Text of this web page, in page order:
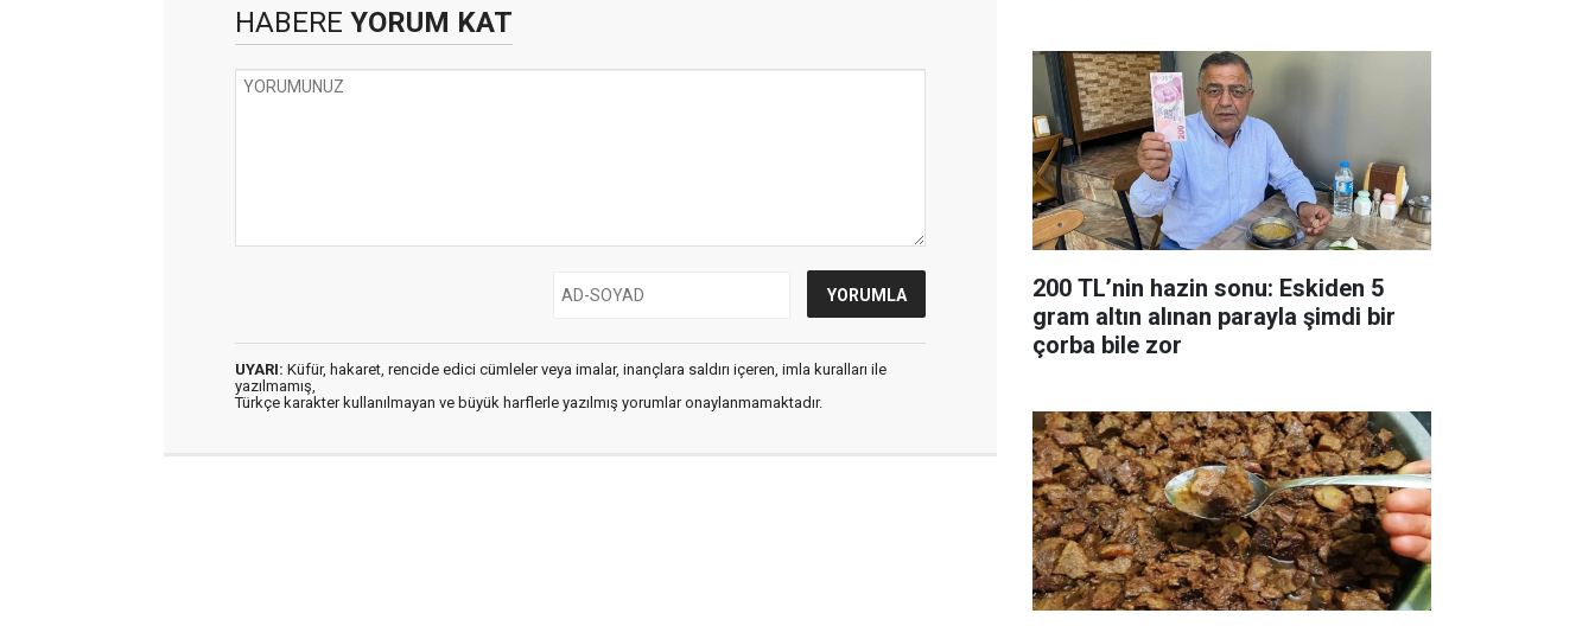
HABERE YORUM KAT
UYARI: Küfür, hakaret, rencide edici cümleler veya imalar, inançlara saldırı içeren, imla kuralları ile
yazılmamış,
Türkçe karakter kullanılmayan ve büyük harflerle yazılmış yorumlar onaylanmamaktadır.
200 TL’nin hazin sonu: Eskiden 5
gram altın alınan parayla şimdi bir
çorba bile zor